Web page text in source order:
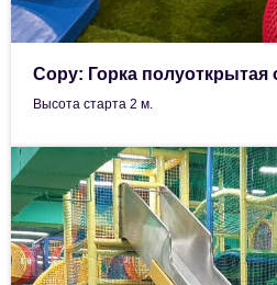
Copy: Горка полуоткрытая
Высота старта 2 м.